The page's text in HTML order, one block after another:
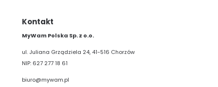
Kontakt
MyWam Polska Sp. z o.o.
ul. Juliana Grządziela 24, 41-516 Chorzów
NIP: 627 277 18 61
biuro@mywam.pl